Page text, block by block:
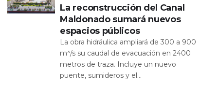
La reconstrucción del Canal
Maldonado sumará nuevos
espacios públicos
La obra hidráulica ampliará de 300 a 900
m³/s su caudal de evacuación en 2400
metros de traza. Incluye un nuevo
puente, sumideros y el...